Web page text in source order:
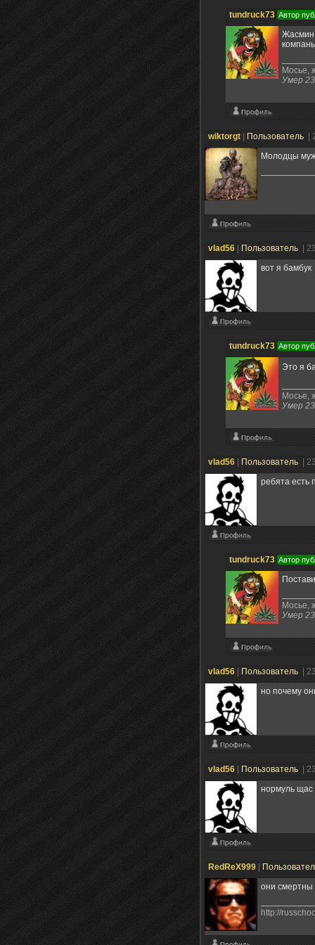
tundruck73 Автор
Жасмин
Мосье,
Умер
wiktorgt Пользователь
|
Молодцы
vlad56 Пользователь
|
вот я бамбук
tundruck73 Автор
Это я
Мосье,
Умер
vlad56 Пользователь
|
ребята есть
tundruck73 Автор
Мосье,
Умер
vlad56 Пользователь
|
но почему
vlad56 Пользователь
|
нормуль щас
RedReX999
они смертны
http://